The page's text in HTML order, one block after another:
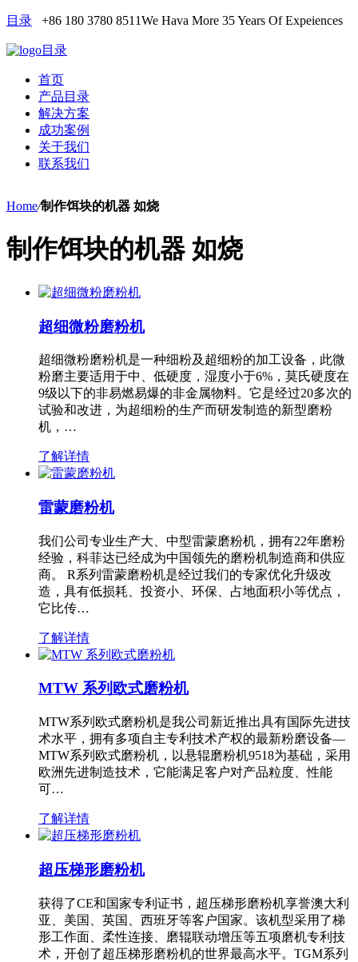
目录 +86 180 3780 8511We Hava More 35 Years Of Expeiences
目录
首页
产品目录
解决方案
成功案例
关于我们
联系我们
Home/制作饵块的机器 如烧
制作饵块的机器 如烧
超细微粉磨粉机
超细微粉磨粉机是一种细粉及超细粉的加工设备，此微
粉磨主要适用于中、低硬度，湿度小于6%，莫氏硬度在
9级以下的非易燃易爆的非金属物料。它是经过20多次的
试验和改进，为超细粉的生产而研发制造的新型磨粉
机，…
了解详情
雷蒙磨粉机
我们公司专业生产大、中型雷蒙磨粉机，拥有22年磨粉
经验，科菲达已经成为中国领先的磨粉机制造商和供应
商。 R系列雷蒙磨粉机是经过我们的专家优化升级改
造，具有低损耗、投资小、环保、占地面积小等优点，
它比传…
了解详情
MTW 系列欧式磨粉机
MTW系列欧式磨粉机是我公司新近推出具有国际先进技
术水平，拥有多项自主专利技术产权的最新粉磨设备—
MTW系列欧式磨粉机，以悬辊磨粉机9518为基础，采用
欧洲先进制造技术，它能满足客户对产品粒度、性能
可…
了解详情
超压梯形磨粉机
获得了CE和国家专利证书，超压梯形磨粉机享誉澳大利
亚、美国、英国、西班牙等客户国家。该机型采用了梯
形工作面、柔性连接、磨辊联动增压等五项磨机专利技
术，开创了超压梯形磨粉机的世界最高水平。TGM系列